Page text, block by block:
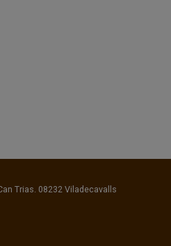
Trias. 08232 Viladecavalls